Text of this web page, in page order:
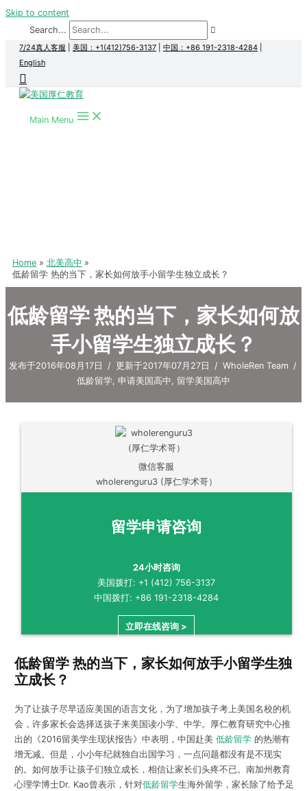
Skip to content
Search...
7/24真人客服 美国：+1(412)756-3137 中国：+86 191-2318-4284
English
Main Menu
Home
北美高中
低龄留学 热的当下，家长如何放手小留学生独立成长？
低龄留学 热的当下，家长如何放
手小留学生独立成长？
发布于2016年08月17日 / 更新于2017年07月27日 / WholeRen Team /
低龄留学, 申请美国高中, 留学美国高中
微信客服
wholerenguru3 (厚仁学术哥）
留学申请咨询
24小时咨询
美国拨打: +1 (412) 756-3137
中国拨打: +86 191-2318-4284
立即在线咨询 >
低龄留学 热的当下，家长如何放手小留学生独
立成长？
为了让孩子尽早适应美国的语言文化，为了增加孩子考上美国名校的机
会，许多家长会选择送孩子来美国读小学、中学。厚仁教育研究中心推
出的《2016留美学生现状报告》中表明，中国赴美 低龄留学的热潮有
增无减。但是，小小年纪就独自出国学习，一点问题都没有是不现实
的。如何放手让孩子们独立成长，相信让家长们头疼不已。南加州教育
心理学博士Dr. Kao曾表示，针对低龄留学生海外留学，家长除了给予足